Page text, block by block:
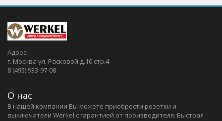
Адрес:
г. Москва ул. Расковой д.10 стр.4
8 (495) 933-97-08
О нас
В нашей компании Вы можете приобрести розетки и
выключатели Werkel c гарантией от производителя. Быстрая